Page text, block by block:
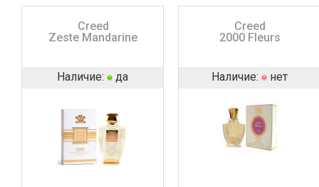
Creed
Zeste Mandarine
Наличие: да
Creed
2000 Fleurs
Наличие: нет